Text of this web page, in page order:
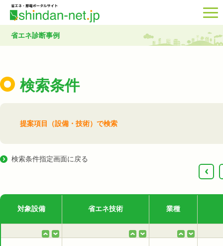
省エネ診断事例
検索条件
提案項目（設備・技術）で検索
検索条件指定画面に戻る
‹
対象設備 省エネ技術 業種